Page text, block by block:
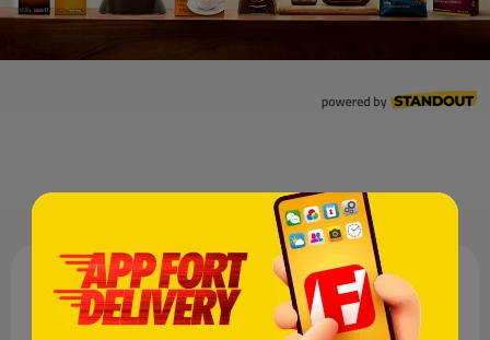
Descrição
Selecionado cuidadosamente, cada ingrediente da